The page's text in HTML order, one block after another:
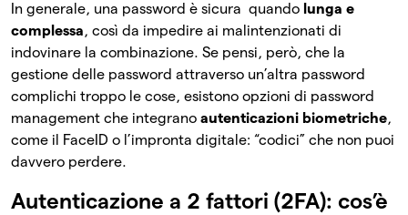
In generale, una password è sicura quando lunga e
complessa, così da impedire ai malintenzionati di
indovinare la combinazione. Se pensi, però, che la
gestione delle password attraverso un’altra password
complichi troppo le cose, esistono opzioni di password
management che integrano autenticazioni biometriche,
come il FaceID o l’impronta digitale: “codici” che non puoi
davvero perdere.
Autenticazione a 2 fattori (2FA): cos’è